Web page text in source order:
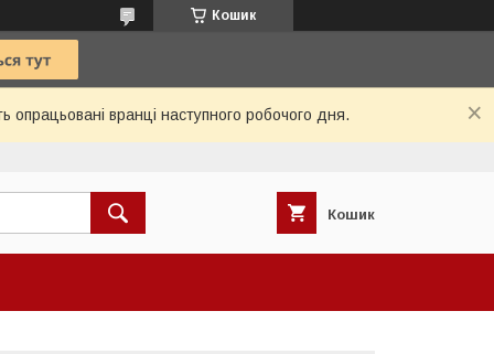
Кошик
вранці наступного робочого дня.
Кошик